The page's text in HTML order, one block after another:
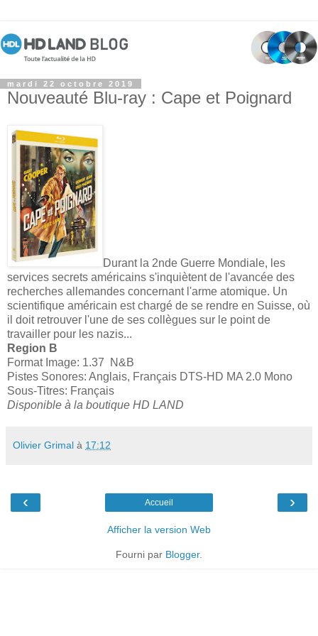
mardi 22 octobre 2019
Nouveauté Blu-ray : Cape et Poignard
Durant la 2nde Guerre Mondiale, les
services secrets américains s'inquiètent de l'avancée des
recherches allemandes concernant l'arme atomique. Un
scientifique américain est chargé de se rendre en Suisse, où
il doit retrouver l'une de ses collègues sur le point de
travailler pour les nazis...
Region B
Format Image: 1.37 N&B
Pistes Sonores: Anglais, Français DTS-HD MA 2.0 Mono
Sous-Titres: Français
Disponible à la boutique HD LAND
Olivier Grimal à 17:12
‹ ›
Accueil
Afficher la version Web
Fourni par Blogger.